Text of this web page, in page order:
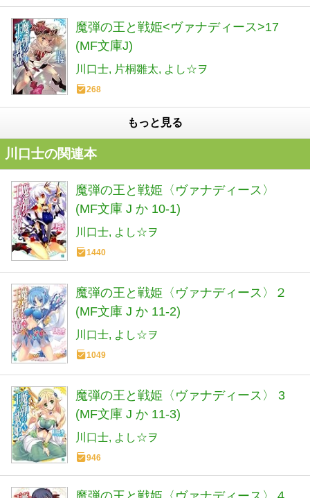
魔弾の王と戦姫<ヴァナディース>17
(MF文庫J)
川口士 片桐雛太 よし☆ヲ
268
もっと見る
川口士の関連本
魔弾の王と戦姫〈ヴァナディース〉
(MF文庫 J か 10-1)
川口士 よし☆ヲ
1440
魔弾の王と戦姫〈ヴァナディース〉２
(MF文庫 J か 11-2)
川口士 よし☆ヲ
1049
魔弾の王と戦姫〈ヴァナディース〉 3
(MF文庫 J か 11-3)
川口士 よし☆ヲ
946